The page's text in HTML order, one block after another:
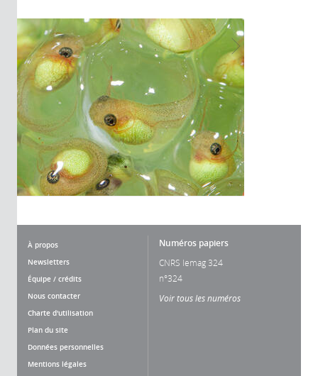
À propos
Newsletters
Équipe / crédits
Nous contacter
Charte d'utilisation
Plan du site
Données personnelles
Mentions légales
Numéros papiers
CNRS lemag 324
n°324
Voir tous les numéros